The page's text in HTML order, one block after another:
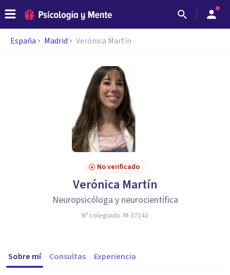
España Madrid Verónica Martín
No verificado
Verónica Martín
Neuropsicóloga y neurocientífica
Nº colegiado: M-37142
Sobre mí Consultas Experiencia